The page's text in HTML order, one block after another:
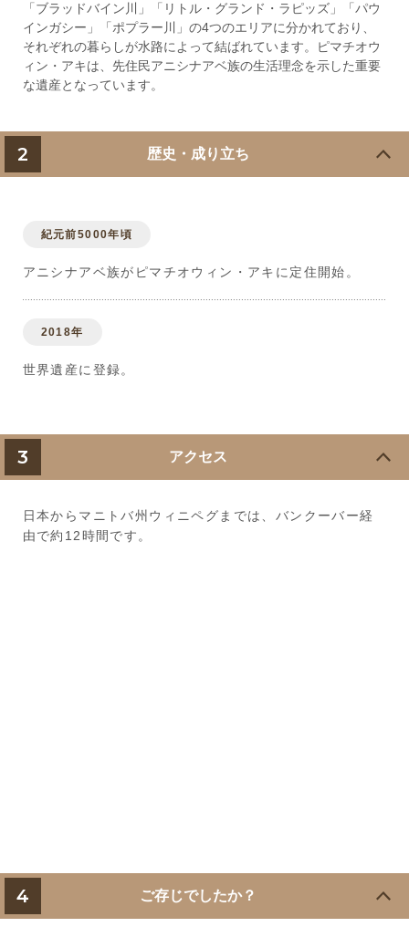
「ブラッドバイン川」「リトル・グランド・ラピッズ」「パウ
インガシー」「ポプラー川」の4つのエリアに分かれており、
それぞれの暮らしが水路によって結ばれています。ピマチオウ
ィン・アキは、先住民アニシナアベ族の生活理念を示した重要
な遺産となっています。
2 歴史・成り立ち
紀元前5000年頃
アニシナアベ族がピマチオウィン・アキに定住開始。
2018年
世界遺産に登録。
3 アクセス
日本からマニトバ州ウィニペグまでは、バンクーバー経
由で約12時間です。
4 ご存じでしたか？